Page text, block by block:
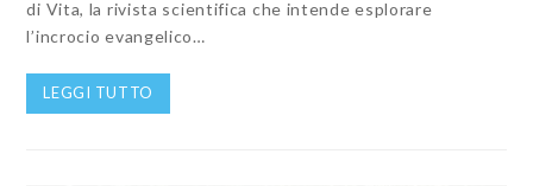
di Vita, la rivista scientifica che intende esplorare
l’incrocio evangelico…
LEGGI TUTTO